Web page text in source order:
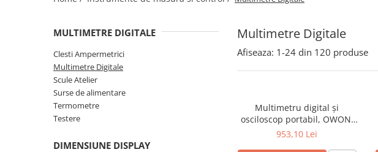
Clesti Ampermetrici
Multimetre Digitale
Scule Atelier
Surse de alimentare
Termometre
Osciloscoape
Multimetre Digitale
MULTIMETRE DIGITALE
Clesti Ampermetrici
Multimetre Digitale
Scule Atelier
Surse de alimentare
Termometre
Testere
DIMENSIUNE DISPLAY
Afiseaza: 1-24 din 120 produse
Multimetru digital și
osciloscop portabil, OWON,
HDS242, 200mV-1kV, 200mA-
953,10 Lei